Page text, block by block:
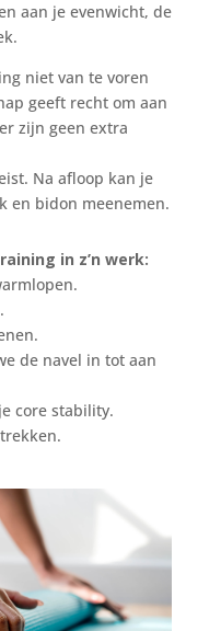
aan je evenwicht, de
niet van te voren
geeft recht om aan
zijn geen extra
Na afloop kan je
en bidon meenemen.
in z’n werk:
de navel in tot aan
core stability.